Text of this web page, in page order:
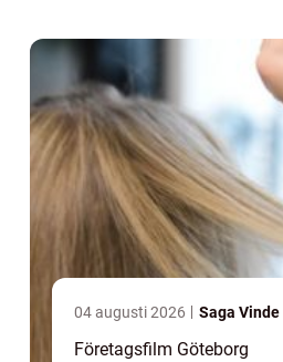
04 augusti 2026 Saga Vinde
Företagsfilm Göteborg